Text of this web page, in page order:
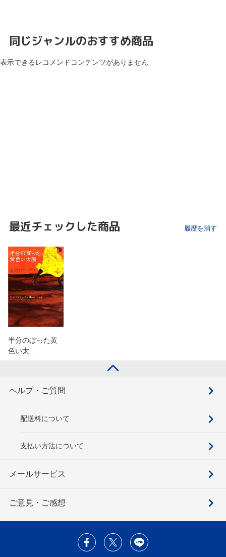
同じジャンルのおすすめ商品
表示できるレコメンドコンテンツがありません
最近チェックした商品 履歴を消す
半分のぼった黄
色い太…
ヘルプ・ご質問
配送料について
支払い方法について
メールサービス
ご意見・ご感想